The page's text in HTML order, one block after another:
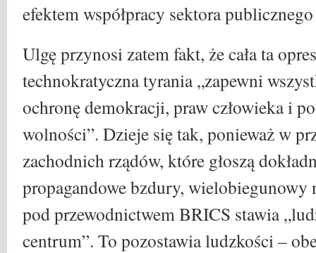
efektem współpracy sektora
Ulgę przynosi zatem fakt, że cała ta
technokratyczna tyrania „zapewni
ochronę demokracji, praw człowieka i
wolności”. Dzieje się tak, ponieważ w
zachodnich rządów, które głoszą
propagandowe bzdury, wielobiegunowy
pod przewodnictwem BRICS stawia
centrum”. To pozostawia ludzkości –